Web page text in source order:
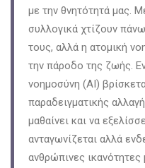
με την θνητότητά μας.
συλλογικά χτίζουν
τους, αλλά η ατομική
την πάροδο της ζωής.
νοημοσύνη (AI)
παραδειγματικής
μαθαίνει και να
ανταγωνίζεται αλλά
ανθρώπινες